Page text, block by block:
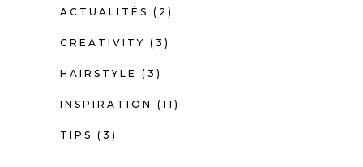
ACTUALITÉS (2)
CREATIVITY (3)
HAIRSTYLE (3)
INSPIRATION (11)
TIPS (3)